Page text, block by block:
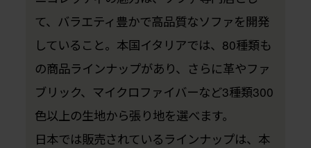
て、バラエティ豊かで高品質なソファを開発
していること。本国イタリアでは、80種類も
の商品ラインナップがあり、さらに革やファ
ブリック、マイクロファイバーなど3種類300
色以上の生地から張り地を選べます。
日本では販売されているラインナップは、本